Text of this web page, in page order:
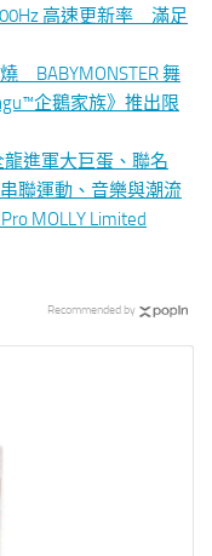
高速更新率 滿足
BABYMONSTER 舞
企鵝家族》推出限
進軍大巨蛋、聯名
聯運動、音樂與潮流
MOLLY Limited
Recommended by